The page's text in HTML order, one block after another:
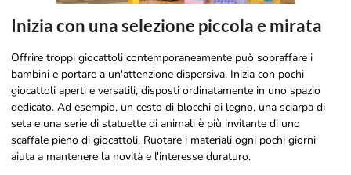
Inizia con una selezione piccola e mirata
Offrire troppi giocattoli contemporaneamente può sopraffare i
bambini e portare a un'attenzione dispersiva. Inizia con pochi
giocattoli aperti e versatili, disposti ordinatamente in uno spazio
dedicato. Ad esempio, un cesto di blocchi di legno, una sciarpa di
seta e una serie di statuette di animali è più invitante di uno
scaffale pieno di giocattoli. Ruotare i materiali ogni pochi giorni
aiuta a mantenere la novità e l'interesse duraturo.